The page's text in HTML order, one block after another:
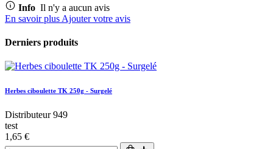
Info Il n'y a aucun avis
En savoir plus Ajouter votre avis
Derniers produits
Herbes ciboulette TK 250g - Surgelé
Distributeur 949
test
1,65 €